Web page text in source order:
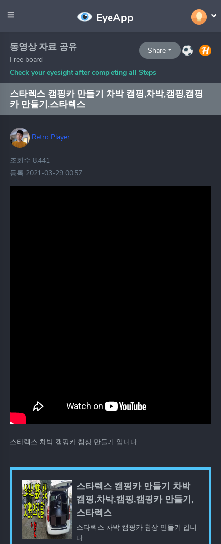
EyeApp
Share
동영상 자료 공유
Free board
Check your eyesight after completing all Steps
스타렉스 캠핑카 만들기 차박 캠핑,차박,캠핑,캠핑
카 만들기,스타렉스
Retro Player
조회수 8,441
등록 2021-03-29 00:57
스타렉스 차박 캠핑카 침상 만들기 입니다
스타렉스 캠핑카 만들기 차박
캠핑,차박,캠핑,캠핑카 만들기,
스타렉스
스타렉스 차박 캠핑카 침상 만들기 입니
다